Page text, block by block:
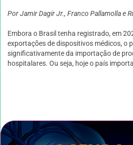
Por Jamir Dagir Jr., Franco Pallamolla e
Embora o Brasil tenha registrado, em
exportações de dispositivos médicos, o
significativamente da importação de
hospitalares. Ou seja, hoje o país